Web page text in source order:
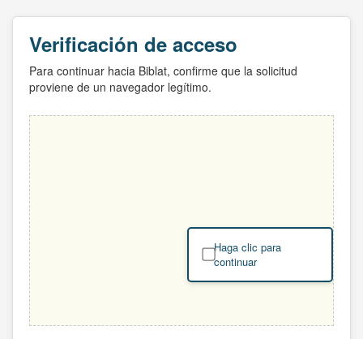
Verificación de acceso
Para continuar hacia Biblat, confirme que la solicitud
proviene de un navegador legítimo.
Haga clic para
continuar